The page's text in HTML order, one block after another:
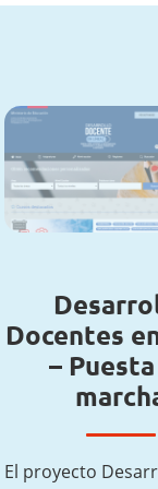
Docentes
–
El proyecto